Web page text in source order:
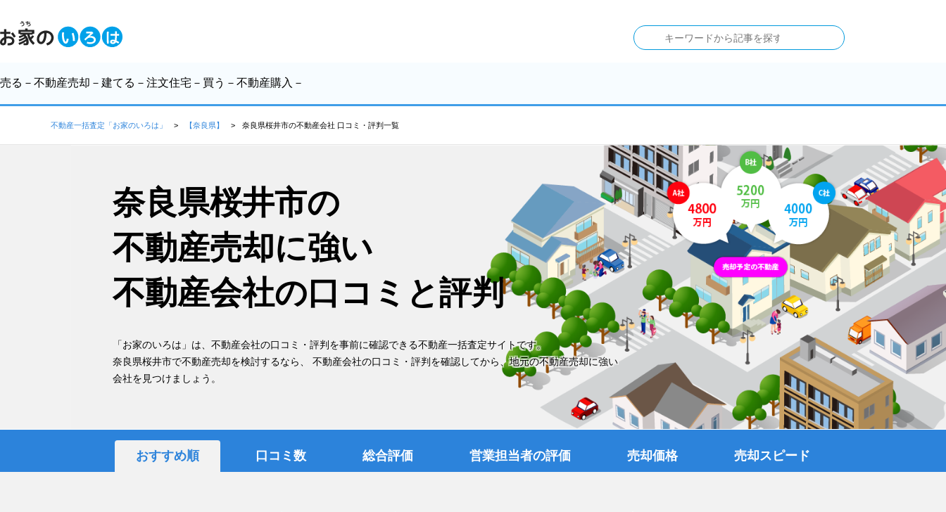
売る －不動産売却－ 建てる －注文住宅－ 買う －不動産購入－
不動産一括査定「お家のいろは」 【奈良県】 奈良県桜井市の不動産会社 口コミ・評判一覧
奈良県桜井市の
不動産売却に強い
不動産会社の口コミと評判
「お家のいろは」は、不動産会社の口コミ・評判を事前に確認できる不動産一括査定サイトです。
奈良県桜井市で不動産売却を検討するなら、 不動産会社の口コミ・評判を確認してから、地元の不動産売却に強い
会社を見つけましょう。
おすすめ順 口コミ数 総合評価 営業担当者の評価 売却価格 売却スピード